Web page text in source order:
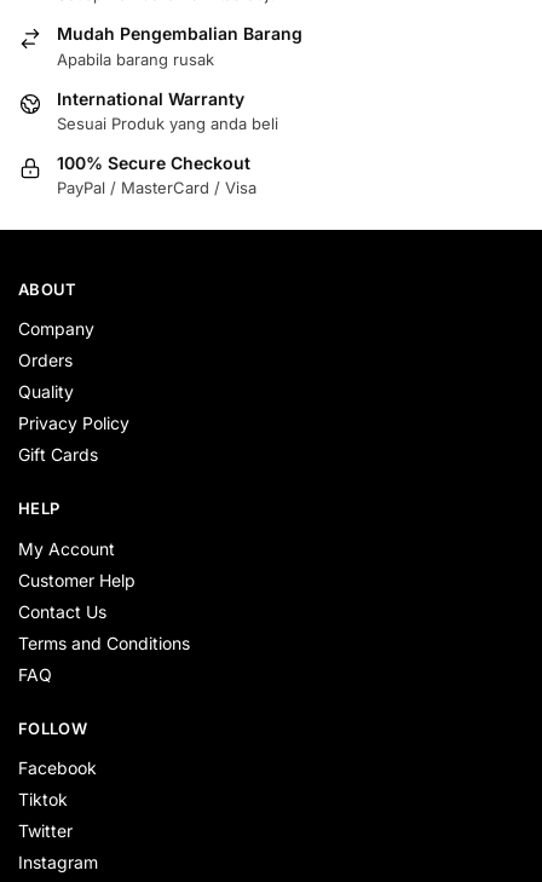
Mudah Pengembalian Barang
Apabila barang rusak
International Warranty
Sesuai Produk yang anda beli
100% Secure Checkout
PayPal / MasterCard / Visa
ABOUT
Company
Orders
Quality
Privacy Policy
Gift Cards
HELP
My Account
Customer Help
Contact Us
Terms and Conditions
FAQ
FOLLOW
Facebook
Tiktok
Twitter
Instagram